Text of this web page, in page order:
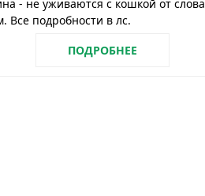
- не уживаются с кошкой от слова
Все подробности в лс.
ПОДРОБНЕЕ